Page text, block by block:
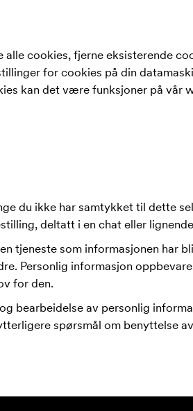
cookies, fjerne eksisterende
for cookies på din
kan det være funksjoner på vår
du ikke har samtykket til dette
deltatt i en chat eller
tjeneste som informasjonen har
Personlig informasjon
for den.
bearbeidelse av personlig
spørsmål om benyttelse